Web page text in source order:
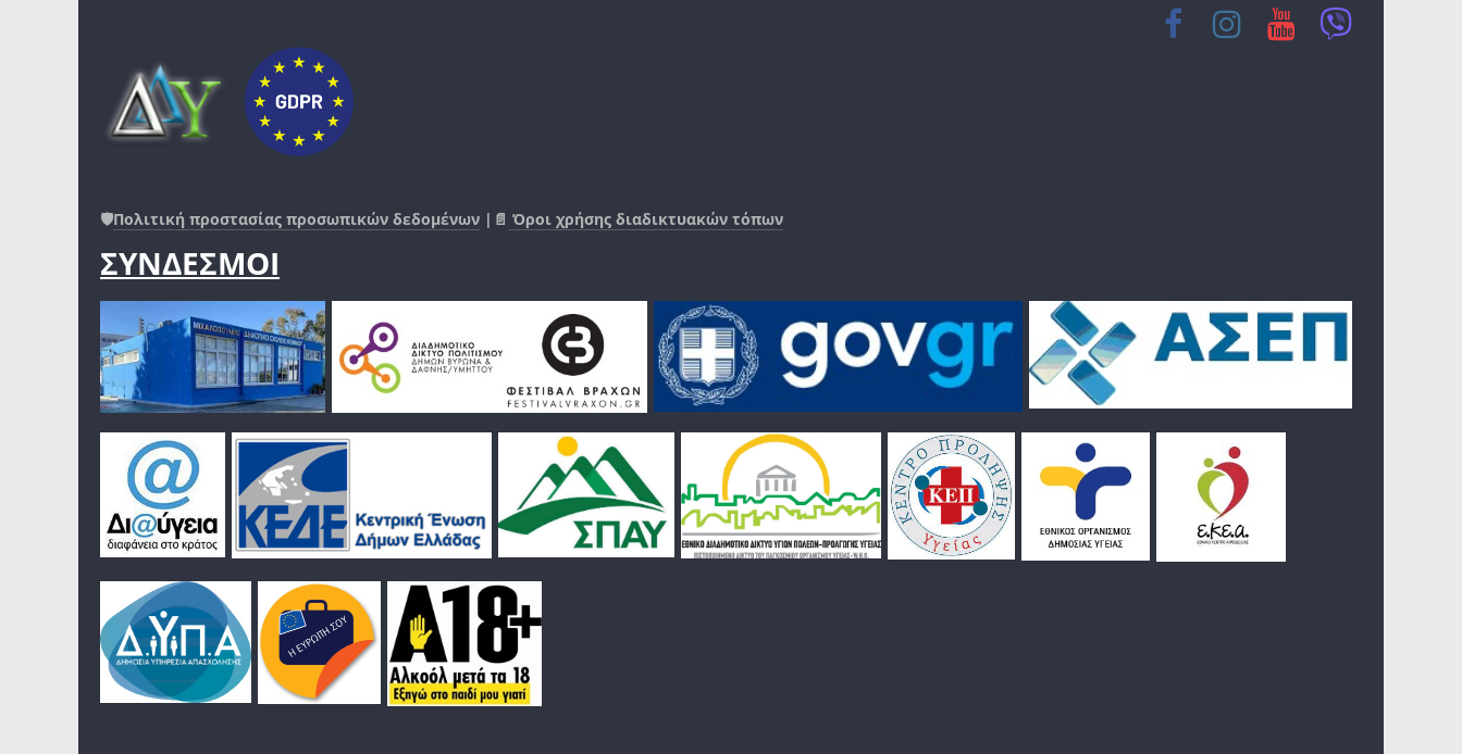
🛡️Πολιτική προστασίας προσωπικών δεδομένων |📄 Όροι χρήσης διαδικτυακών τόπων
ΣΥΝΔΕΣΜΟΙ